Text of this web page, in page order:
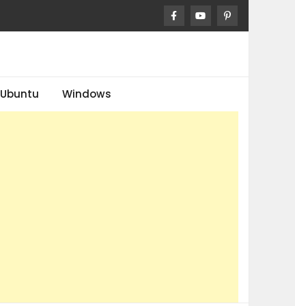
Ubuntu Windows